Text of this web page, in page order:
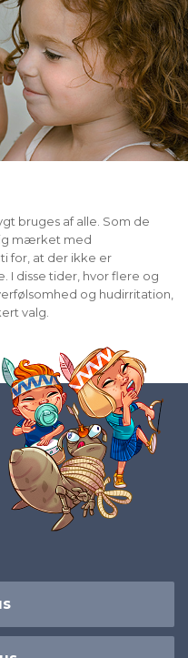
bruges af alle. Som de
mærket med
for, at der ikke er
I disse tider, hvor flere og
og hudirritation,
valg.